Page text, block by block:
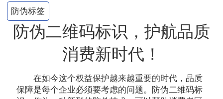
防伪标签
防伪二维码标识，护航品质
消费新时代！
在如今这个权益保护越来越重要的时代，品质
保障是每个企业必须要考虑的问题。防伪二维码标